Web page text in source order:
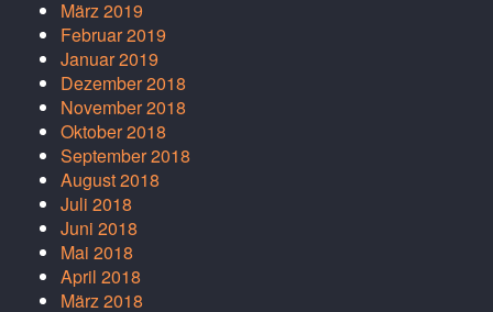
März 2019
Februar 2019
Januar 2019
Dezember 2018
November 2018
Oktober 2018
September 2018
August 2018
Juli 2018
Juni 2018
Mai 2018
April 2018
März 2018